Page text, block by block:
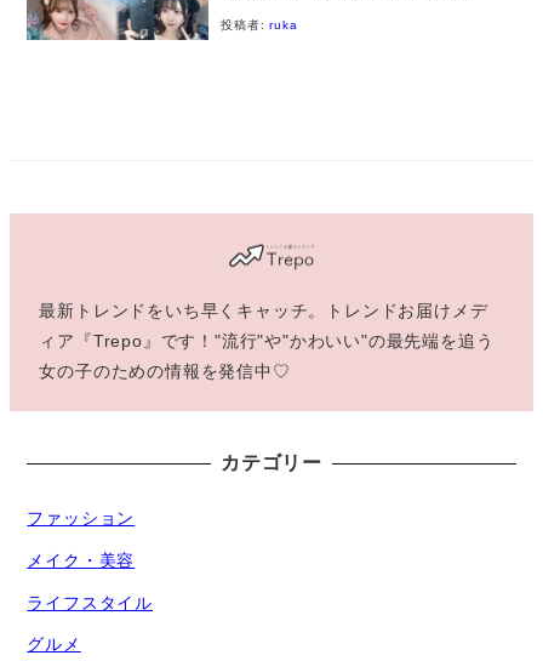
投稿者:ruka
最新トレンドをいち早くキャッチ。トレンドお届けメデ
ィア『Trepo』です！"流行"や"かわいい"の最先端を追う
女の子のための情報を発信中♡
カテゴリー
ファッション
メイク・美容
ライフスタイル
グルメ